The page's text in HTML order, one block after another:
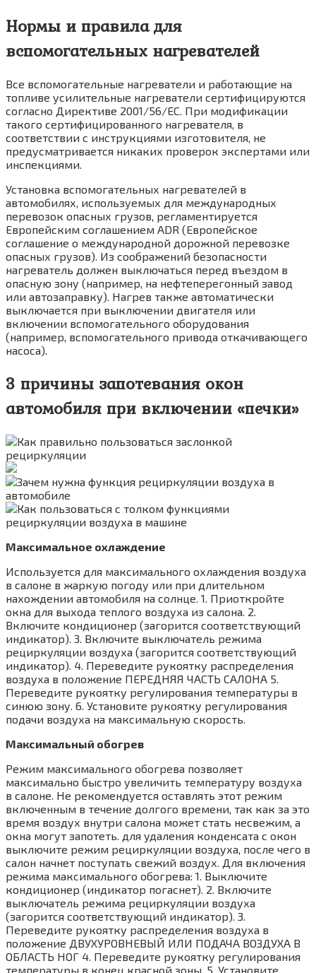
Нормы и правила для
вспомогательных нагревателей
Все вспомогательные нагреватели и рабо­тающие на
топливе усилительные нагрева­тели сертифицируются
согласно Директиве 2001/56/ЕС. При модификации
такого серти­фицированного нагревателя, в
соответствии с инструкциями изготовителя, не
предусма­тривается никаких проверок экспертами или
инспекциями.
Установка вспомогательных нагревателей в
автомобилях, используемых для между­народных
перевозок опасных грузов, регла­ментируется
Европейским соглашением ADR (Европейское
соглашение о международной дорожной перевозке
опасных грузов). Из соображений безопасности
нагреватель дол­жен выключаться перед въездом в
опасную зону (например, на нефтеперегонный завод
или автозаправку). Нагрев также автоматиче­ски
выключается при выключении двигателя или
включении вспомогательного оборудо­вания
(например, вспомогательного привода откачивающего
насоса).
3 причины запотевания окон
автомобиля при включении «печки»
Максимальное охлаждение
Используется для максимального охлаждения воздуха
в салоне в жаркую погоду или при длительном
нахождении автомобиля на солнце. 1. Приоткройте
окна для выхода теплого воздуха из салона. 2.
Включите кондиционер (загорится соответствующий
индикатор). 3. Включите выключатель режима
рециркуляции воздуха (загорится соответствующий
индикатор). 4. Переведите рукоятку распределения
воздуха в положение ПЕРЕДНЯЯ ЧАСТЬ САЛОНА 5.
Переведите рукоятку регулирования температуры в
синюю зону. 6. Установите рукоятку регулирования
подачи воздуха на максимальную скорость.
Максимальный обогрев
Режим максимального обогрева позволяет
максимально быстро увеличить температуру воздуха
в салоне. Не рекомендуется оставлять этот режим
включенным в течение долгого времени, так как за это
время воздух внутри салона может стать несвежим, а
окна могут запотеть. для удаления конденсата с окон
выключите режим рециркуляции воздуха, после чего в
салон начнет поступать свежий воздух. Для включения
режима максимального обогрева: 1. Выключите
кондиционер (индикатор погаснет). 2. Включите
выключатель режима рециркуляции воздуха
(загорится соответствующий индикатор). 3.
Переведите рукоятку распределения воздуха в
положение ДВУХУРОВНЕВЫЙ ИЛИ ПОДАЧА ВОЗДУХА В
ОБЛАСТЬ НОГ 4. Переведите рукоятку регулирования
температуры в конец красной зоны. 5. Установите